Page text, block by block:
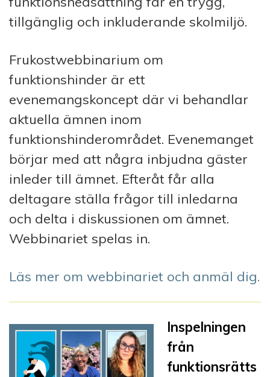
tillgänglig och inkluderande skolmiljö.
Frukostwebbinarium om
funktionshinder är ett
evenemangskoncept där vi behandlar
aktuella ämnen inom
funktionshinderområdet. Evenemanget
börjar med att några inbjudna gäster
inleder till ämnet. Efteråt får alla
deltagare ställa frågor till inledarna
och delta i diskussionen om ämnet.
Webbinariet spelas in.
Läs mer om webbinariet och anmäl dig.
Inspelningen
från
funktionsrätts